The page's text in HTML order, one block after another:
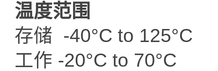
温度范围
存储 -40°C to 125°C
工作 -20°C to 70°C